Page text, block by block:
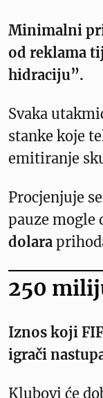
Minimalni
od reklama
hidraciju”.
Svaka
stanke koje
emitiranje
Procjenjuje
pauze mogle
dolara
250
Iznos koji
igrači
Klubovi će